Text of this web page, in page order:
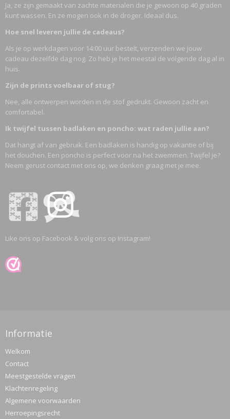
Ja, ze zijn gemaakt van zachte materialen die je gewoon op 40 graden
kunt wassen. En ze mogen ook in de droger. Ideaal dus.
Hoe snel leveren jullie de cadeaus?
Als je op werkdagen voor 14:00 uur bestelt, verzenden we jouw
cadeau dezelfde dag nog. Zo heb je het meestal de volgende dag al in
huis.
Zijn de prints voelbaar of stug?
Nee, alle ontwerpen worden in de stof gedrukt. Gewoon zacht en
comfortabel.
Ik twijfel tussen badlaken en poncho: wat raden jullie aan?
Dat hangt af van gebruik. Een badlaken is handig op vakantie of bij
het douchen. Een poncho is perfect voor na het zwemmen. Twijfel je?
Neem gerust contact met ons op, we denken graag met je mee.
Like ons op Facebook & volg ons op Instagram!
Informatie
Welkom
Contact
Meestgestelde vragen
Klachtenregeling
Algemene voorwaarden
Herroepingsrecht